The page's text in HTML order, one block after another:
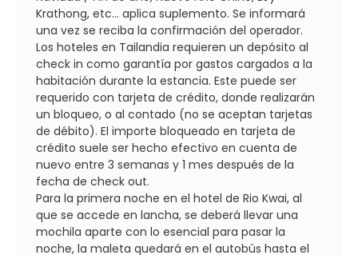
Krathong, etc... aplica suplemento. Se informará
una vez se reciba la confirmación del operador.
Los hoteles en Tailandia requieren un depósito al
check in como garantía por gastos cargados a la
habitación durante la estancia. Este puede ser
requerido con tarjeta de crédito, donde realizarán
un bloqueo, o al contado (no se aceptan tarjetas
de débito). El importe bloqueado en tarjeta de
crédito suele ser hecho efectivo en cuenta de
nuevo entre 3 semanas y 1 mes después de la
fecha de check out.
Para la primera noche en el hotel de Rio Kwai, al
que se accede en lancha, se deberá llevar una
mochila aparte con lo esencial para pasar la
noche, la maleta quedará en el autobús hasta el